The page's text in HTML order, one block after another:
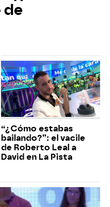
de
“¿Cómo estabas
bailando?”: el vacile
de Roberto Leal a
David en La Pista